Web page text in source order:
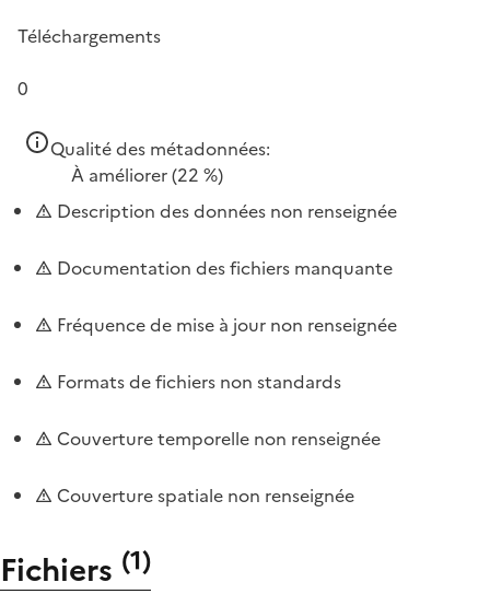
Téléchargements
0
Qualité des métadonnées:
À améliorer(22 %)
Description des données non renseignée
Documentation des fichiers manquante
Fréquence de mise à jour non renseignée
Formats de fichiers non standards
Couverture temporelle non renseignée
Couverture spatiale non renseignée
Fichiers (1)